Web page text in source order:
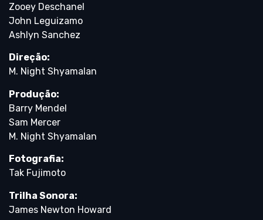
Zooey Deschanel
John Leguizamo
Ashlyn Sanchez
Direção:
M. Night Shyamalan
Produção:
Barry Mendel
Sam Mercer
M. Night Shyamalan
Fotografia:
Tak Fujimoto
Trilha Sonora:
James Newton Howard